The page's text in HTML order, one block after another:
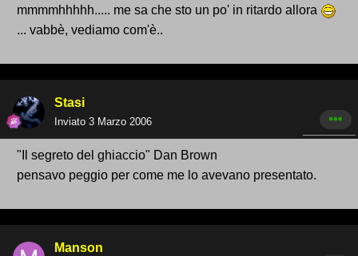
mmmmhhhhh..... me sa che sto un po' in ritardo allora
... vabbè, vediamo com'è..
Stasi
Inviato 3 Marzo 2006
"Il segreto del ghiaccio" Dan Brown
pensavo peggio per come me lo avevano presentato.
Manson